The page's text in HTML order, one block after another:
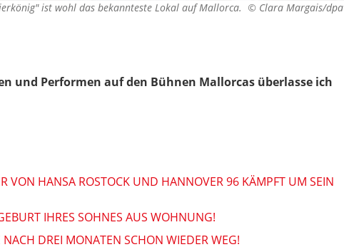
ist wohl das bekannteste Lokal auf Mallorca. © Clara Margais/dpa
und Performen auf den Bühnen Mallorcas überlasse ich
VON HANSA ROSTOCK UND HANNOVER 96 KÄMPFT UM SEIN
IHRES SOHNES AUS WOHNUNG!
DREI MONATEN SCHON WIEDER WEG!